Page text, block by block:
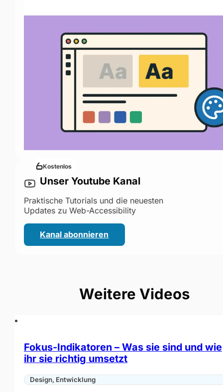
Kostenlos
Unser Youtube Kanal
Praktische Tutorials und die neuesten
Updates zu Web-Accessibility
Kanal abonnieren
(öffnet im neuen Fenster)
Weitere Videos
Fokus-Indikatoren – Was sie sind und wie
ihr sie richtig umsetzt
Design, Entwicklung